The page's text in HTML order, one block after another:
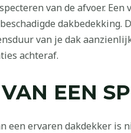
van de afvoer.
van je dak
achteraf.
EEN
een ervaren dakdekker is